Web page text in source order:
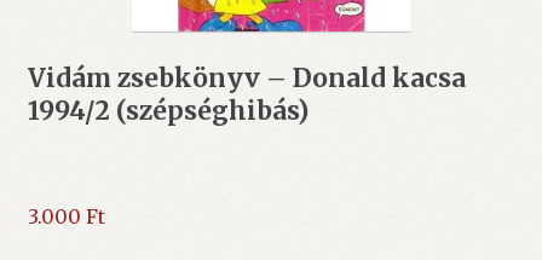
Vidám zsebkönyv – Donald kacsa
1994/2 (szépséghibás)
3.000 Ft